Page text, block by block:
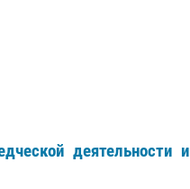
деятельности и